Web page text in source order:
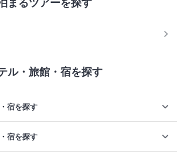
るツアーを探す
ル・旅館・宿を探す
宿を探す
宿を探す